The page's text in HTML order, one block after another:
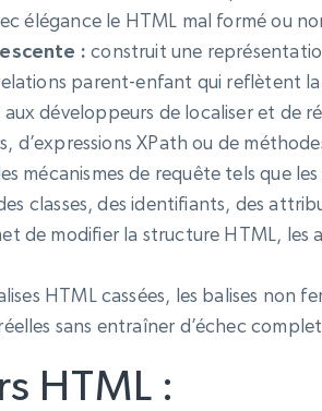
Proxys de ISP
Plus de 700 000 proxys résidentiels
statiques entièrement conformes
Proxys de
Commence à
partir de
élégance le HTML mal formé ou
: construit une
parent-enfant qui reflètent
développeurs de localiser et de
d’expressions XPath ou de
mécanismes de requête tels que les
classes, des identifiants, des
de modifier la structure HTML,
HTML cassées, les balises non
sans entraîner d’échec
HTML :